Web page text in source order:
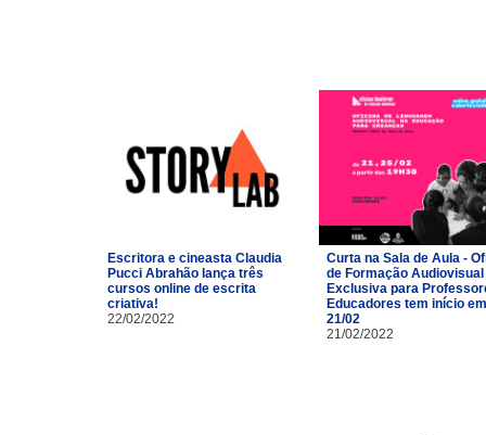
Escritora e cineasta Claudia
Pucci Abrahão lança três
cursos online de escrita
criativa!
22/02/2022
Curta na Sala de Aula -
de Formação Audiovisual
Exclusiva para
Educadores tem início em
21/02
21/02/2022